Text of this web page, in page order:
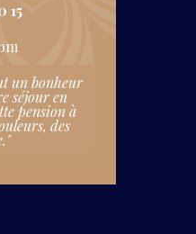
15
un bonheur
séjour en
pension à
des